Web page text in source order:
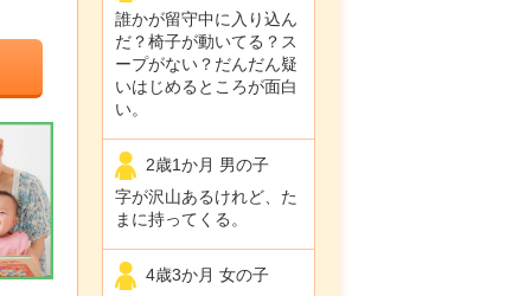
誰かが留守中に入り込ん
だ？椅子が動いてる？ス
ープがない？だんだん疑
いはじめるところが面白
い。
2歳1か月 男の子
字が沢山あるけれど、た
まに持ってくる。
4歳3か月 女の子